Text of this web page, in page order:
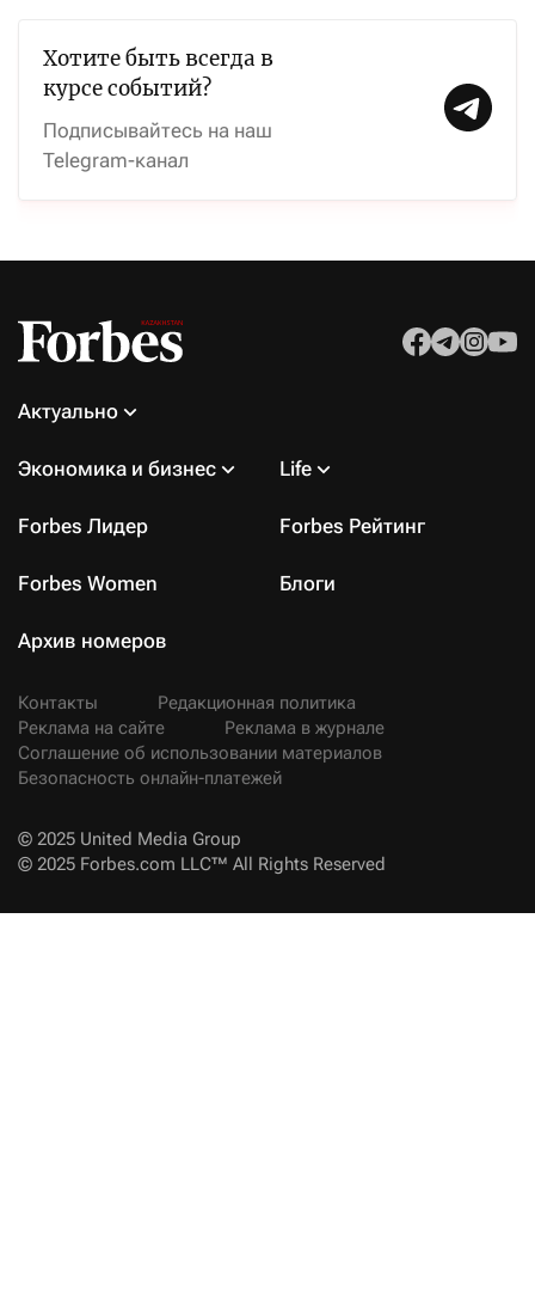
Хотите быть всегда в
курсе событий?
Подписывайтесь на наш
Telegram-канал
Актуально
Экономика и бизнес Life
Forbes Лидер Forbes Рейтинг
Forbes Women Блоги
Архив номеров
Контакты
Редакционная политика
Реклама на сайте
Реклама в журнале
Соглашение об использовании материалов
Безопасность онлайн-платежей
© 2025 United Media Group
© 2025 Forbes.com LLC™ All Rights Reserved